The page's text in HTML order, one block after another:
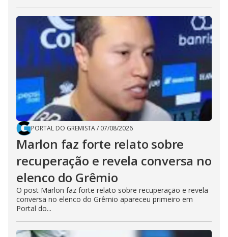
PORTAL DO GREMISTA/ 07/08/2026
Marlon faz forte relato sobre
recuperação e revela conversa no
elenco do Grêmio
O post Marlon faz forte relato sobre recuperação e revela
conversa no elenco do Grêmio apareceu primeiro em
Portal do...